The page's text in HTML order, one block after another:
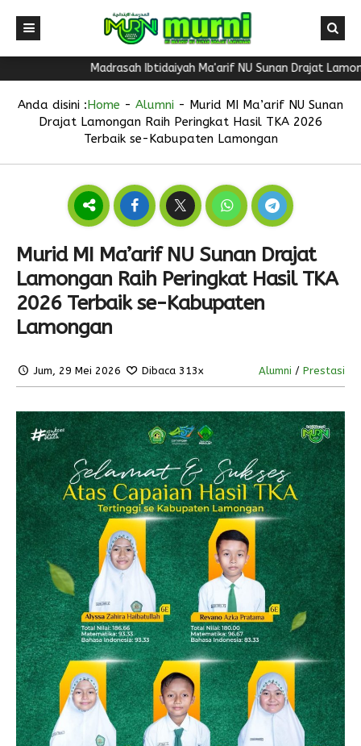
Madrasah Ibtidaiyah Ma'arif NU Sunan Drajat
Anda disini :Home - Alumni - Murid MI Ma’arif NU Sunan
Drajat Lamongan Raih Peringkat Hasil TKA 2026
Terbaik se-Kabupaten Lamongan
Murid MI Ma’arif NU Sunan Drajat
Lamongan Raih Peringkat Hasil TKA
2026 Terbaik se-Kabupaten
Lamongan
Jum, 29 Mei 2026 Dibaca 313x Alumni / Prestasi